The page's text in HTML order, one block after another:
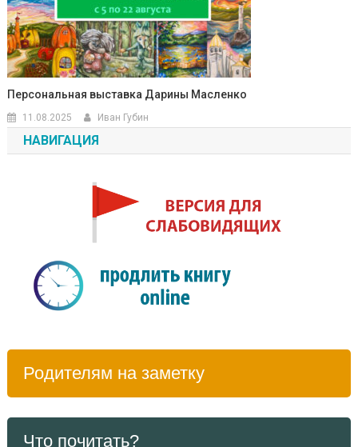
Персональная выставка Дарины Масленко
11.08.2025 Иван Губин
НАВИГАЦИЯ
Родителям на заметку
Что почитать?